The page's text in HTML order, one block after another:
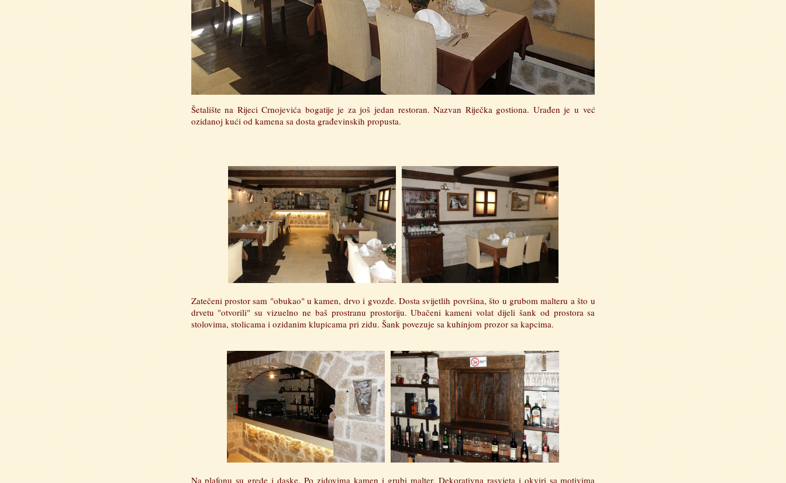
Šetalište na Rijeci Crnojevića bogatije je za još jedan restoran. Nazvan Riječka gostiona. Urađen je u već
ozidanoj kući od kamena sa dosta građevinskih propusta.
Zatečeni prostor sam "obukao" u kamen, drvo i gvozđe. Dosta svijetlih površina, što u grubom malteru a što u
drvetu "otvorili" su vizuelno ne baš prostranu prostoriju. Ubačeni kameni volat dijeli šank od prostora sa
stolovima, stolicama i ozidanim klupicama pri zidu. Šank povezuje sa kuhinjom prozor sa kapcima.
Na plafonu su grede i daske. Po zidovima kamen i grubi malter. Dekorativna rasvjeta i okviri sa motivima